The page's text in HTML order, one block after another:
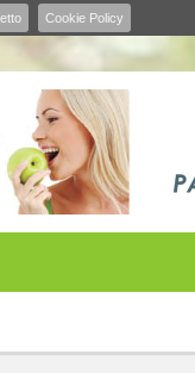
Cookie Policy